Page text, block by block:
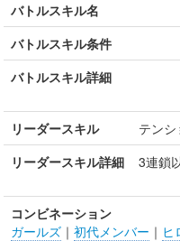
バトルスキル名
バトルスキル条件
バトルスキル詳細
リーダースキル
テン
リーダースキル詳細
3連鎖
コンビネーション
ガールズ ｜ 初代メンバー ｜ ヒ